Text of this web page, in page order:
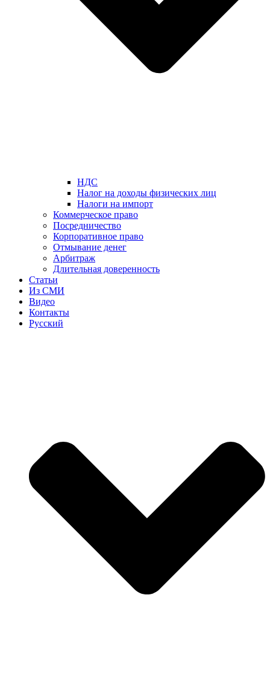
НДС
Налог на доходы физических лиц
Налоги на импорт
Коммерческое право
Посредничество
Корпоративное право
Отмывание денег
Арбитраж
Длительная доверенность
Статьи
Из СМИ
Видео
Контакты
Русский